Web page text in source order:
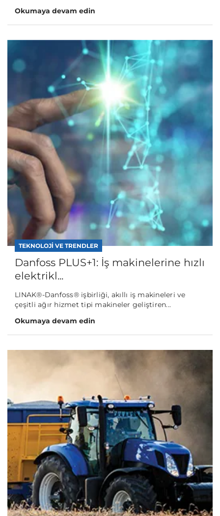
Okumaya devam edin
TEKNOLOJI VE TRENDLER
Danfoss PLUS+1: İş makinelerine hızlı
elektrikl...
LINAK®-Danfoss® işbirliği, akıllı iş makineleri ve
çeşitli ağır hizmet tipi makineler geliştiren...
Okumaya devam edin